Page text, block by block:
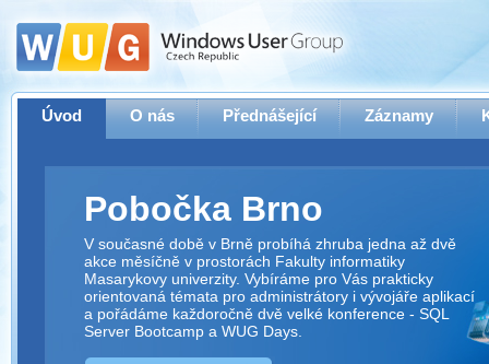
Úvod O nás Přednášející Záznamy
Pobočka Brno
V současné době v Brně probíhá zhruba jedna až dvě
akce měsíčně v prostorách Fakulty informatiky
Masarykovy univerzity. Vybíráme pro Vás prakticky
orientovaná témata pro administrátory i vývojáře aplikací
a pořádáme každoročně dvě velké konference - SQL
Server Bootcamp a WUG Days.